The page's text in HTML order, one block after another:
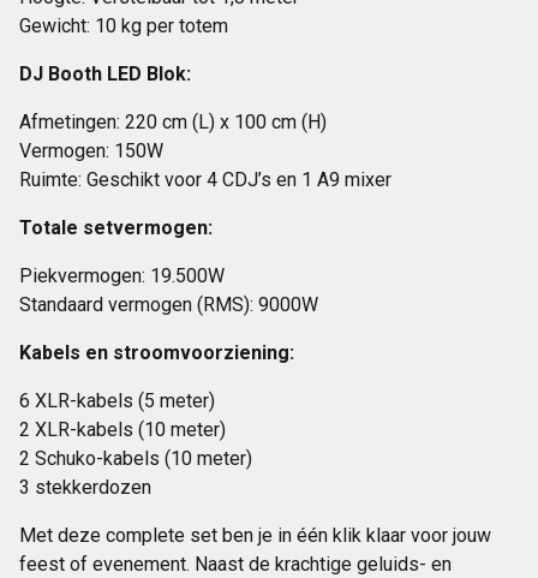
Gewicht: 10 kg per totem
DJ Booth LED Blok:
Afmetingen: 220 cm (L) x 100 cm (H)
Vermogen: 150W
Ruimte: Geschikt voor 4 CDJ’s en 1 A9 mixer
Totale setvermogen:
Piekvermogen: 19.500W
Standaard vermogen (RMS): 9000W
Kabels en stroomvoorziening:
6 XLR-kabels (5 meter)
2 XLR-kabels (10 meter)
2 Schuko-kabels (10 meter)
3 stekkerdozen
Met deze complete set ben je in één klik klaar voor jouw
feest of evenement. Naast de krachtige geluids- en